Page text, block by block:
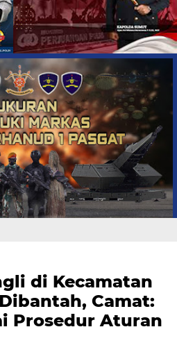
di Kecamatan
Camat:
Prosedur Aturan